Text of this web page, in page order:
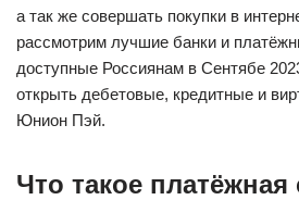
а так же совершать покупки в
рассмотрим лучшие банки и
доступные Россиянам в Сентябе
открыть дебетовые, кредитные и
Юнион Пэй.
Что такое платёжная